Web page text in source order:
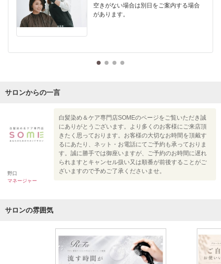
空きがない場合は別日をご案内する場合
があります。
サロンからの一言
野口
マネージャー
白髪染め＆ケア専門店SOMEのページをご覧いただき誠
にありがとうございます。より多くのお客様にご来店頂
きたく思っております。お客様の大切なお時間を頂戴す
るにあたり、ネット・お電話にてご予約も承っておりま
す。誠に勝手では御座いますが、ご予約のお時間に遅れ
られますとキャンセル扱い又は順番が前後することがご
ざいますので予めご了承くださいませ。
サロンの雰囲気